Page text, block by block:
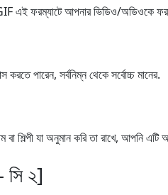
ফরম্যাটে আপনার ভিডিও/অডিওকে
পারেন, সর্বনিম্ন থেকে সর্বোচ্চ মানের.
বা শিল্পী যা অনুমান করি তা রাখে, আপনি
২]